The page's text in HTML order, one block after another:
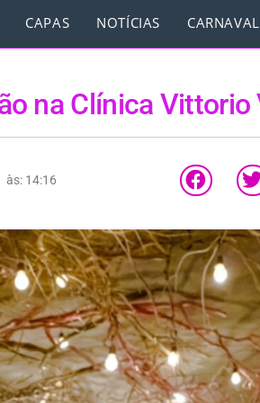
CAPAS NOTÍCIAS CARNAVAL
na Clínica Vittorio
às: 14:16